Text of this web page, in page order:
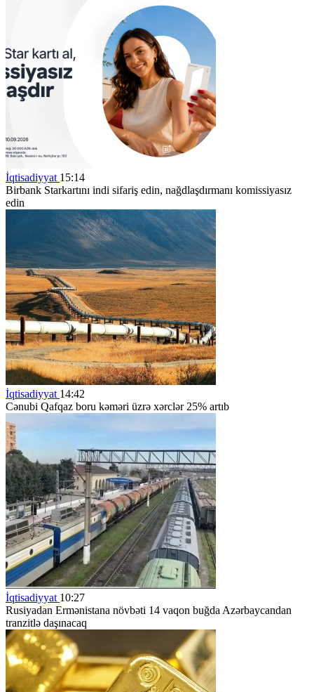
İqtisadiyyat 15:14
Birbank Starkartını indi sifariş edin, nağdlaşdırmanı komissiyasız
edin
İqtisadiyyat 14:42
Cənubi Qafqaz boru kəməri üzrə xərclər 25% artıb
İqtisadiyyat 10:27
Rusiyadan Ermənistana növbəti 14 vaqon buğda Azərbaycandan
tranzitlə daşınacaq